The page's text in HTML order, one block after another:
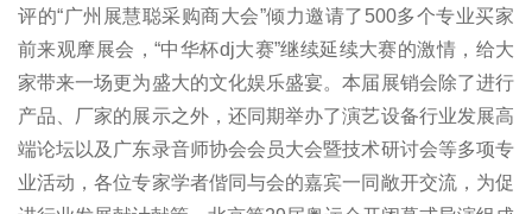
评的“广州展慧聪采购商大会”倾力邀请了500多个专业买家
前来观摩展会，“中华杯dj大赛”继续延续大赛的激情，给大
家带来一场更为盛大的文化娱乐盛宴。本届展销会除了进行
产品、厂家的展示之外，还同期举办了演艺设备行业发展高
端论坛以及广东录音师协会会员大会暨技术研讨会等多项专
业活动，各位专家学者偕同与会的嘉宾一同敞开交流，为促